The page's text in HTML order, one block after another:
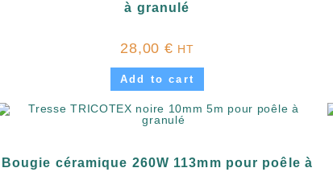
à granulé
28,00 € HT
Add to cart
Bougie céramique 260W 113mm pour poêle à